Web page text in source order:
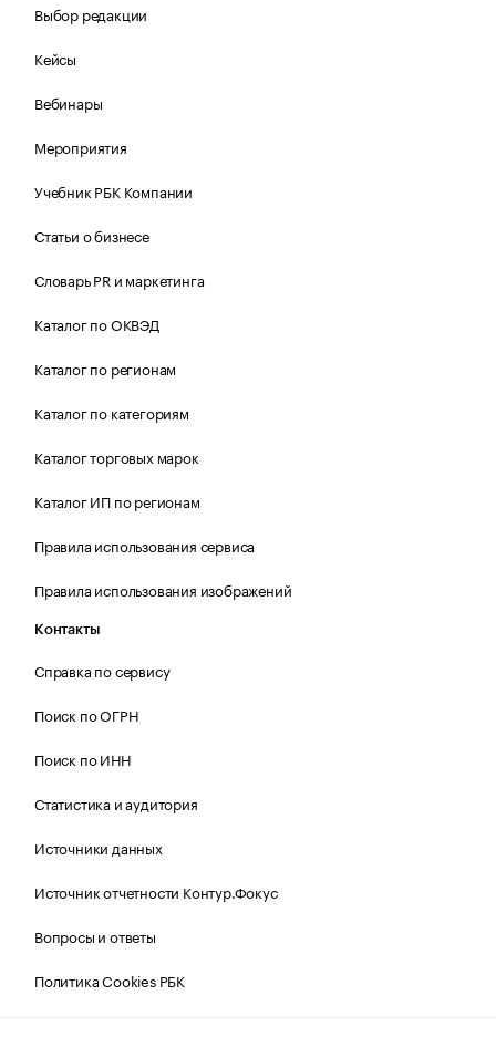
Выбор редакции
Кейсы
Вебинары
Мероприятия
Учебник РБК Компании
Статьи о бизнесе
Словарь PR и маркетинга
Каталог по ОКВЭД
Каталог по регионам
Каталог по категориям
Каталог торговых марок
Каталог ИП по регионам
Правила использования сервиса
Правила использования изображений
Контакты
Справка по сервису
Поиск по ОГРН
Поиск по ИНН
Статистика и аудитория
Источники данных
Источник отчетности Контур.Фокус
Вопросы и ответы
Политика Cookies РБК